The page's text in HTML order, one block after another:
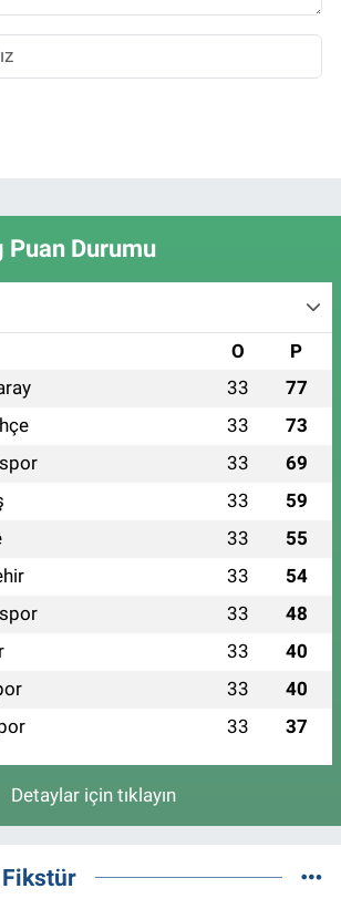
Puan Durumu
O P
33 77
33 73
33 69
33 59
33 55
33 54
33 48
33 40
33 40
33 37
Detaylar için tıklayın